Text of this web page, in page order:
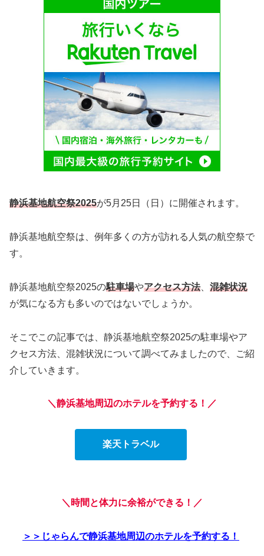
静浜基地航空祭2025が5月25日（日）に開催されます。
静浜基地航空祭は、例年多くの方が訪れる人気の航空祭で
す。
静浜基地航空祭2025の駐車場やアクセス方法、 混雑状況
が気になる方も多いのではないでしょうか。
そこでこの記事では、静浜基地航空祭2025の駐車場やア
クセス方法、混雑状況について調べてみましたので、ご紹
介していきます。
＼静浜基地周辺のホテルを予約する！／
楽天トラベル
＼時間と体力に余裕ができる！／
＞＞じゃらんで静浜基地周辺のホテルを予約する！